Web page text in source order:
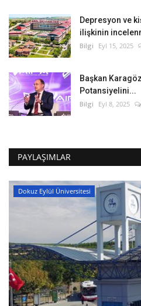
Depresyon ve
ilişkinin
Bilgi Eyl 15, 2025
Başkan
Potansiyelini...
Bilgi Eyl 8, 2025
PAYLAŞIMLAR
Dokuz Eylül Üniversitesi